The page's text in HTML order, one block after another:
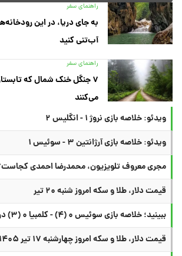
راهنمای سفر
به جای دریا، در این
آب‌تنی کنید
راهنمای سفر
۷ جنگل خنک شمال که
می‌کنند
ویدئو: خلاصه بازی نروژ ۱ - انگلیس ۲
ویدئو: خلاصه بازی آرژانتین ۳ - سوئیس ۱
مجری معروف تلویزیون، محمدرضا احمدی
قیمت دلار، طلا و سکه امروز شنبه ۲۰ تیر
ببینید؛ خلاصه بازی سوئیس ۰ (۴) - کلمبیا ۰ (۳) در جام جهانی
قیمت دلار، طلا و سکه امروز چهارشنبه ۱۷ تیر ۱۴۰۵